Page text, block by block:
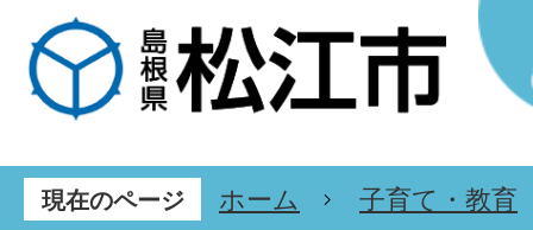
現在のページ ホーム 子育て・教育